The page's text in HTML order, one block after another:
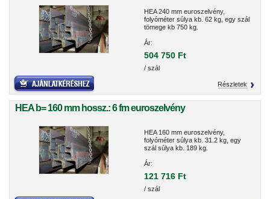
HEA 240 mm euroszelvény,
folyóméter súlya kb. 62 kg, egy szál
tömege kb 750 kg.
Ár:
504 750 Ft
/ szál
Részletek
HEA b= 160 mm hossz.: 6 fm euroszelvény
HEA 160 mm euroszelvény,
folyóméter súlya kb. 31.2 kg, egy
szál súlya kb. 189 kg.
Ár:
121 716 Ft
/ szál